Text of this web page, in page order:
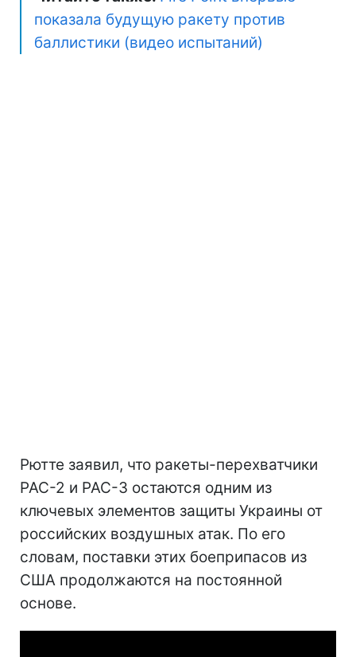
показала будущую ракету против
баллистики (видео испытаний)
Рютте заявил, что ракеты-перехватчики
PAC-2 и PAC-3 остаются одним из
ключевых элементов защиты Украины от
российских воздушных атак. По его
словам, поставки этих боеприпасов из
США продолжаются на постоянной
основе.